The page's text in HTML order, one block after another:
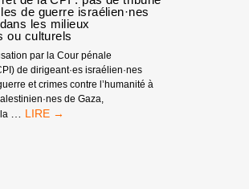
de guerre israélien·nes
les milieux
ou culturels
par la Cour pénale
de dirigeant·es israélien·nes
et crimes contre l’humanité à
de Gaza,
MANDATS